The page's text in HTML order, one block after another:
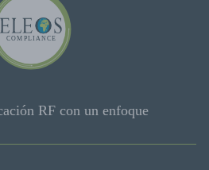
RF con un enfoque